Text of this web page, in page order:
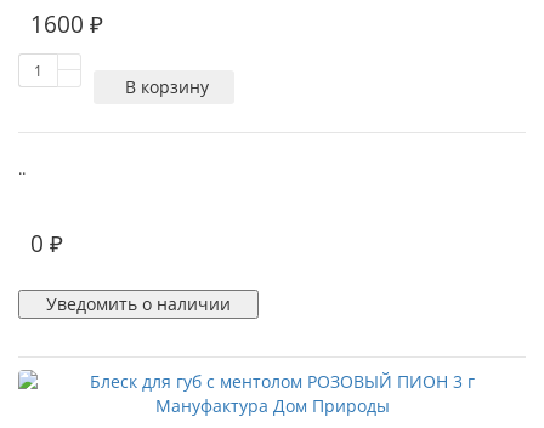
1600 ₽
В корзину
..
0 ₽
Уведомить о наличии